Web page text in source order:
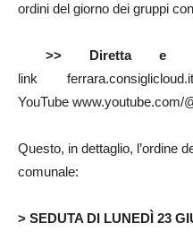
ordini del giorno dei gruppi
>> Diretta e
link
YouTube www.youtube.com/
Questo, in dettaglio, l’ordine
comunale:
> SEDUTA DI LUNEDÌ 23